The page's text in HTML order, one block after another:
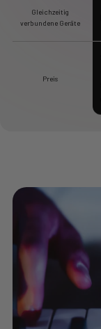
Gleichzeitig
verbundene Geräte
Preis